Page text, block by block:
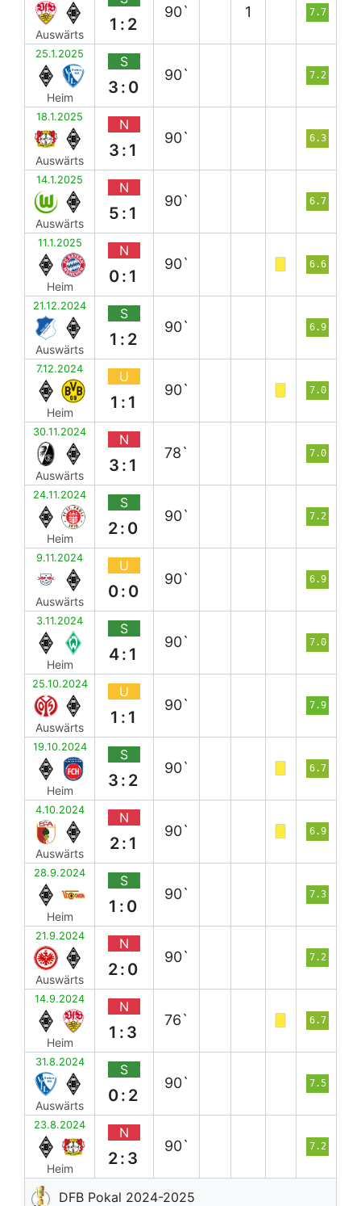
Auswärts
1:2
90` 1 7.7
25.1.2025
Heim
S
3:0
90` 7.2
18.1.2025
Auswärts
N
3:1
90` 6.3
14.1.2025
Auswärts
N
5:1
90` 6.7
11.1.2025
Heim
N
0:1
90` 6.6
21.12.2024
Auswärts
S
1:2
90` 6.9
7.12.2024
Heim
U
1:1
90` 7.0
30.11.2024
Auswärts
N
3:1
78` 7.0
24.11.2024
Heim
S
2:0
90` 7.2
9.11.2024
Auswärts
U
0:0
90` 6.9
3.11.2024
Heim
S
4:1
90` 7.0
25.10.2024
Auswärts
U
1:1
90` 7.9
19.10.2024
Heim
S
3:2
90` 6.7
4.10.2024
Auswärts
N
2:1
90` 6.9
28.9.2024
Heim
S
1:0
90` 7.3
21.9.2024
Auswärts
N
2:0
90` 7.2
14.9.2024
Heim
N
1:3
76` 6.7
31.8.2024
Auswärts
S
0:2
90` 7.5
23.8.2024
Heim
N
2:3
90` 7.2
DFB Pokal 2024-2025